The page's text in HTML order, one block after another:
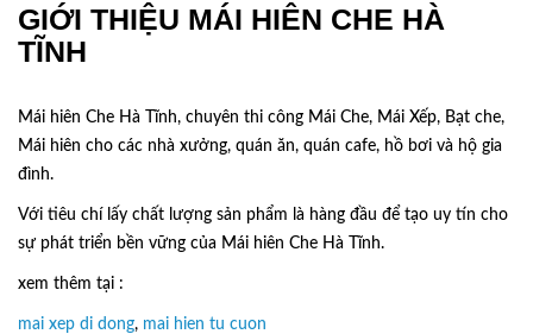
GIỚI THIỆU MÁI HIÊN CHE HÀ
TĨNH
Mái hiên Che Hà Tĩnh, chuyên thi công Mái Che, Mái Xếp, Bạt che,
Mái hiên cho các nhà xưởng, quán ăn, quán cafe, hồ bơi và hộ gia
đình.
Với tiêu chí lấy chất lượng sản phẩm là hàng đầu để tạo uy tín cho
sự phát triển bền vững của Mái hiên Che Hà Tĩnh.
xem thêm tại :
mai xep di dong, mai hien tu cuon